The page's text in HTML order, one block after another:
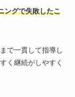
ングで失敗したこ
で一貫して指導し
く継続がしやすく